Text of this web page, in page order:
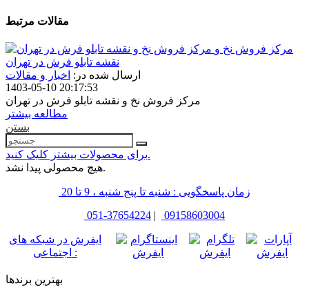
مقالات مرتبط
مرکز فروش نخ و
نقشه تابلو فرش در تهران
ارسال شده در: اخبار و مقالات
1403-05-10 20:17:53
مرکز فروش نخ و نقشه تابلو فرش در تهران
مطالعه بیشتر
بستن
برای محصولات بیشتر کلیک کنید.
هیچ محصولی پیدا نشد.
زمان پاسخگویی : شنبه تا پنج شنبه ، 9 تا 20
051-37654224 | 09158603004
ایفرش در شبکه های
اجتماعی :
بهترین برندها